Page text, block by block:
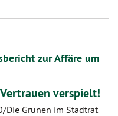
zur Affäre um
verspielt!
Die Grünen im Stadtrat